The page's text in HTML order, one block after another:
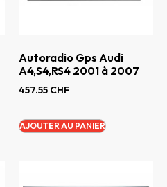
Autoradio Gps Audi
A4,S4,RS4 2001 à 2007
457.55 CHF
AJOUTER AU PANIER